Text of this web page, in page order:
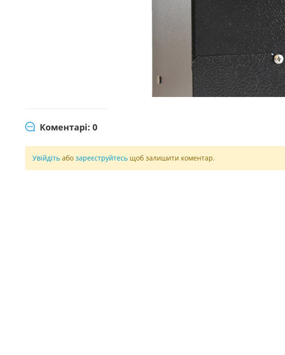
Коментарі: 0
Увійдіть або зареєструйтесь щоб залишити коментар.